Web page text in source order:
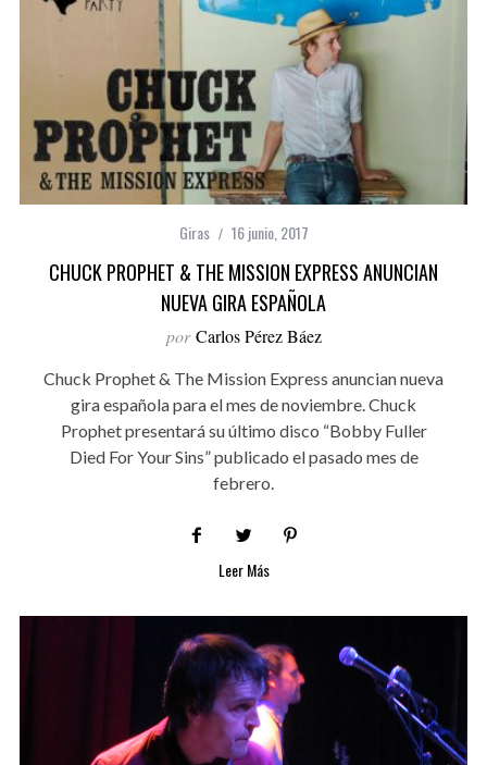
Giras 16 junio, 2017
CHUCK PROPHET & THE MISSION EXPRESS ANUNCIAN
NUEVA GIRA ESPAÑOLA
por Carlos Pérez Báez
Chuck Prophet & The Mission Express anuncian nueva
gira española para el mes de noviembre. Chuck
Prophet presentará su último disco “Bobby Fuller
Died For Your Sins” publicado el pasado mes de
febrero.
Leer Más